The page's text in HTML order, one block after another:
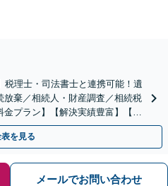
税理士・司法書士と連携可能！遺
棄／相続人・財産調査／相続税
プラン】【解決実績豊富】【電
を見る
メールでお問い合わせ